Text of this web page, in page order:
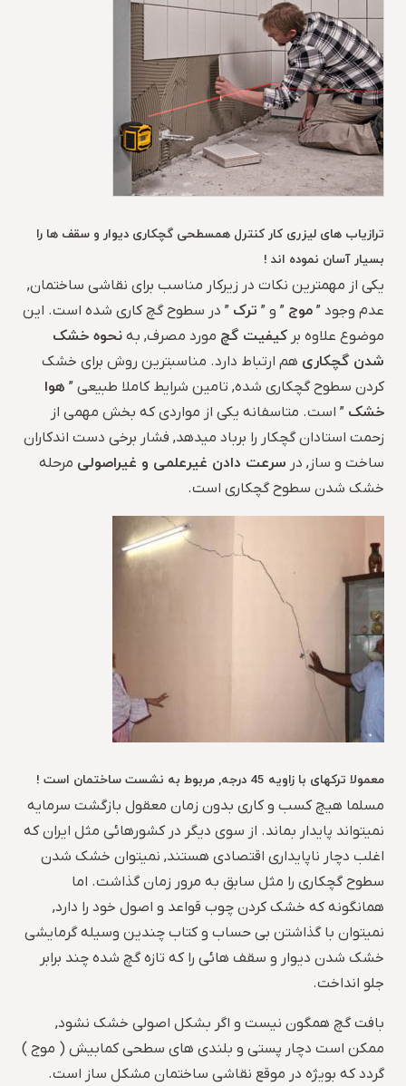
ترازیاب های لیزری کار کنترل همسطحی گچکاری دیوار و سقف ها را
بسیار آسان نموده اند !
یکی از مهمترین نکات در زیرکار مناسب برای نقاشی ساختمان,
عدم وجود ” موج ” و ” ترک ” در سطوح گچ کاری شده است. این
موضوع علاوه بر کیفیت گچ مورد مصرف, به نحوه خشک
شدن گچکاری هم ارتباط دارد. مناسبترین روش برای خشک
کردن سطوح گچکاری شده, تامین شرایط کاملا طبیعی ” هوا
خشک ” است. متاسفانه یکی از مواردی که بخش مهمی از
زحمت استادان گچکار را برباد میدهد, فشار برخی دست اندکاران
ساخت و ساز, در سرعت دادن غیرعلمی و غیراصولی مرحله
خشک شدن سطوح گچکاری است.
معمولا ترکهای با زاویه 45 درجه, مربوط به نشست ساختمان است !
مسلما هیچ کسب و کاری بدون زمان معقول بازگشت سرمایه
نمیتواند پایدار بماند. از سوی دیگر در کشورهائی مثل ایران که
اغلب دچار ناپایداری اقتصادی هستند, نمیتوان خشک شدن
سطوح گچکاری را مثل سابق به مرور زمان گذاشت. اما
همانگونه که خشک کردن چوب قواعد و اصول خود را دارد,
نمیتوان با گذاشتن بی حساب و کتاب چندین وسیله گرمایشی
خشک شدن دیوار و سقف هائی را که تازه گچ شده چند برابر
جلو انداخت.
بافت گچ همگون نیست و اگر بشکل اصولی خشک نشود,
ممکن است دچار پستی و بلندی های سطحی کمابیش ( موج )
گردد که بویژه در موقع نقاشی ساختمان مشکل ساز است.